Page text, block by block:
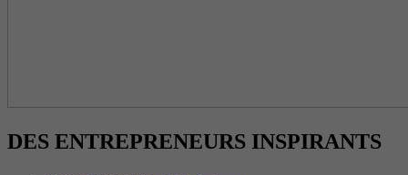
DES ENTREPRENEURS INSPIRANTS